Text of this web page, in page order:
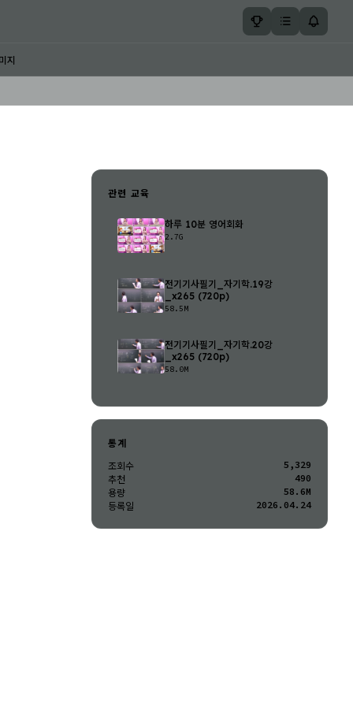
지
관련 교육
하루 10분 영어회화
2.7G
전기기사필기_자기학.19강
_x265 (720p)
58.5M
전기기사필기_자기학.20강
_x265 (720p)
58.0M
통계
조회수
5,329
추천
490
용량
58.6M
등록일
2026.04.24